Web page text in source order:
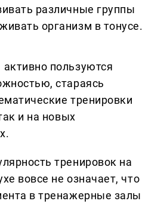
различные группы
организм в тонусе.
пользуются
стараясь
тренировки
и на новых
тренировок на
вовсе не означает, что
в тренажерные залы